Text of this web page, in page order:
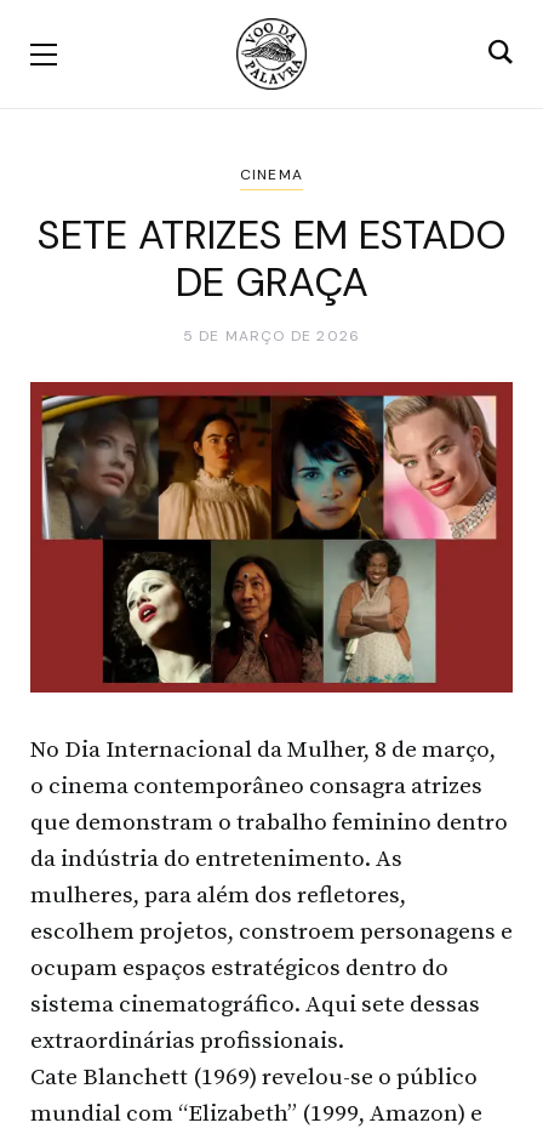
CINEMA
SETE ATRIZES EM ESTADO
DE GRAÇA
5 DE MARÇO DE 2026
No Dia Internacional da Mulher, 8 de março,
o cinema contemporâneo consagra atrizes
que demonstram o trabalho feminino dentro
da indústria do entretenimento. As
mulheres, para além dos refletores,
escolhem projetos, constroem personagens e
ocupam espaços estratégicos dentro do
sistema cinematográfico. Aqui sete dessas
extraordinárias profissionais.
Cate Blanchett (1969) revelou-se o público
mundial com “Elizabeth” (1999, Amazon) e